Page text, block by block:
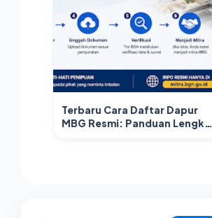
Terbaru Cara Daftar Dapur
MBG Resmi: Panduan Lengkap